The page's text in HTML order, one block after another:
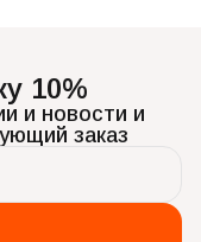
10%
и новости и
заказ